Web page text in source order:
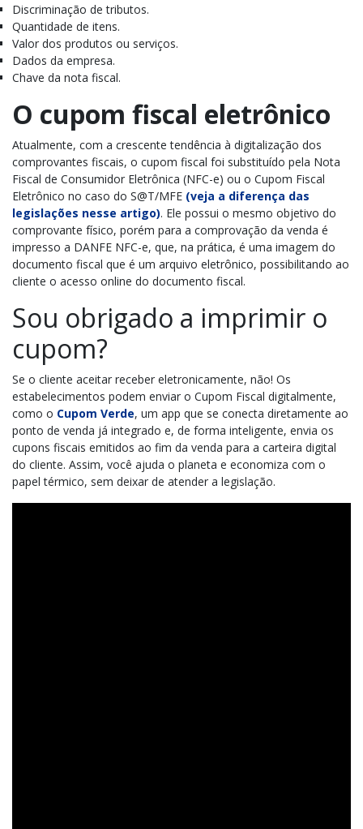
Discriminação de tributos.
Quantidade de itens.
Valor dos produtos ou serviços.
Dados da empresa.
Chave da nota fiscal.
O cupom fiscal eletrônico
Atualmente, com a crescente tendência à digitalização dos
comprovantes fiscais, o cupom fiscal foi substituído pela Nota
Fiscal de Consumidor Eletrônica (NFC-e) ou o Cupom Fiscal
Eletrônico no caso do S@T/MFE (veja a diferença das
legislações nesse artigo). Ele possui o mesmo objetivo do
comprovante físico, porém para a comprovação da venda é
impresso a DANFE NFC-e, que, na prática, é uma imagem do
documento fiscal que é um arquivo eletrônico, possibilitando ao
cliente o acesso online do documento fiscal.
Sou obrigado a imprimir o
cupom?
Se o cliente aceitar receber eletronicamente, não! Os
estabelecimentos podem enviar o Cupom Fiscal digitalmente,
como o Cupom Verde, um app que se conecta diretamente ao
ponto de venda já integrado e, de forma inteligente, envia os
cupons fiscais emitidos ao fim da venda para a carteira digital
do cliente. Assim, você ajuda o planeta e economiza com o
papel térmico, sem deixar de atender a legislação.